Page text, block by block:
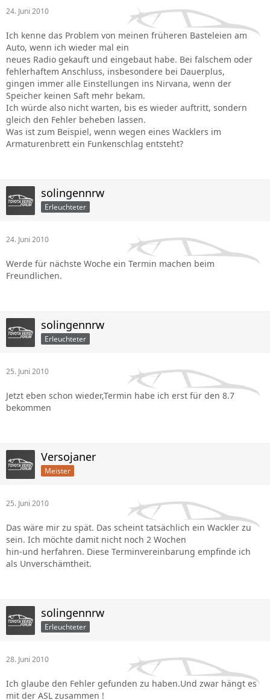
24. Juni 2010
Ich kenne das Problem von meinen früheren Basteleien am
Auto, wenn ich wieder mal ein
neues Radio gekauft und eingebaut habe. Bei falschem oder
fehlerhaftem Anschluss, insbesondere bei Dauerplus,
gingen immer alle Einstellungen ins Nirvana, wenn der
Speicher keinen Saft mehr bekam.
Ich würde also nicht warten, bis es wieder auftritt, sondern
gleich den Fehler beheben lassen.
Was ist zum Beispiel, wenn wegen eines Wacklers im
Armaturenbrett ein Funkenschlag entsteht?
solingennrw
Erleuchteter
24. Juni 2010
Werde für nächste Woche ein Termin machen beim
Freundlichen.
solingennrw
Erleuchteter
25. Juni 2010
Jetzt eben schon wieder,Termin habe ich erst für den 8.7
bekommen
Versojaner
Meister
25. Juni 2010
Das wäre mir zu spät. Das scheint tatsächlich ein Wackler zu
sein. Ich möchte damit nicht noch 2 Wochen
hin-und herfahren. Diese Terminvereinbarung empfinde ich
als Unverschämtheit.
solingennrw
Erleuchteter
28. Juni 2010
Ich glaube den Fehler gefunden zu haben.Und zwar hängt es
mit der ASL zusammen !